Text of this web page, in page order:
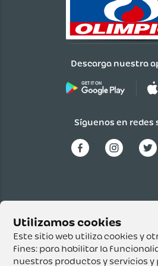
Este sitio web utiliza cookies y
fines: para habilitar la
nuestros productos y servicios
Descarga nuestra
Síguenos en redes